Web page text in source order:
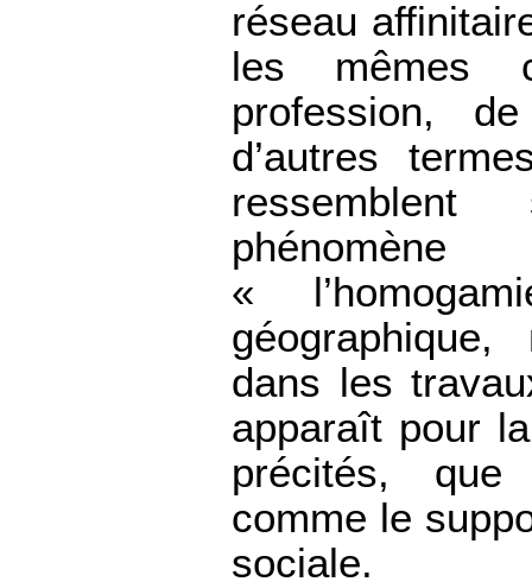
réseau
les mêmes
profession,
d’autres
ressemblent
«
dans les
apparaît pour
précités,
comme le
sociale.